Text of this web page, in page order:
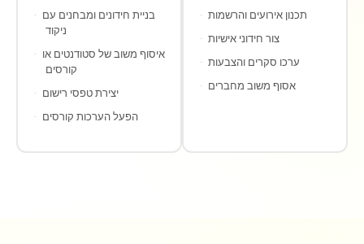
·
ניקוד
·
קורסים
· יצירת טפסי רישום
· הפעל הערכות קורסים
· תכנון אירועים והרשמות
· צור חידוני אישיות
· ערכו סקרים והצבעות
· אסוף משוב מחברים